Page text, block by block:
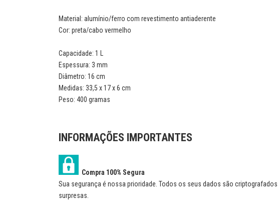
Material: alumínio/ferro com revestimento antiaderente
Cor: preta/cabo vermelho
Capacidade: 1 L
Espessura: 3 mm
Diâmetro: 16 cm
Medidas: 33,5 x 17 x 6 cm
Peso: 400 gramas
INFORMAÇÕES IMPORTANTES
Compra 100% Segura
Sua segurança é nossa prioridade. Todos os seus dados são
surpresas.